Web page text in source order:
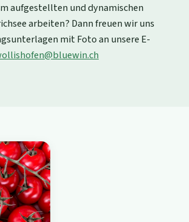
aufgestellten und dynamischen
arbeiten? Dann freuen wir uns
mit Foto an unsere E-